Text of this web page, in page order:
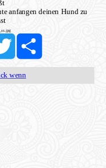
anfangen deinen Hund zu
Twitter Share
wenn